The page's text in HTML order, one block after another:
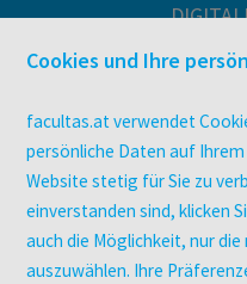
Cookies und Ihre
facultas.at verwendet
persönliche Daten auf
Website stetig für Sie zu
einverstanden sind, klicken
auch die Möglichkeit, nur
auszuwählen. Ihre